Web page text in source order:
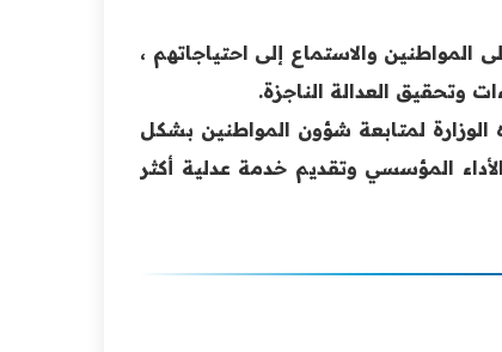
المواطنين والاستماع إلى احتياجاتهم ،
وتحقيق العدالة الناجزة.
لمتابعة شؤون المواطنين بشكل
المؤسسي وتقديم خدمة عدلية أكثر